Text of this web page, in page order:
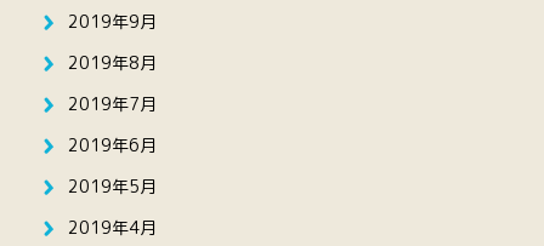
2019年9月
2019年8月
2019年7月
2019年6月
2019年5月
2019年4月